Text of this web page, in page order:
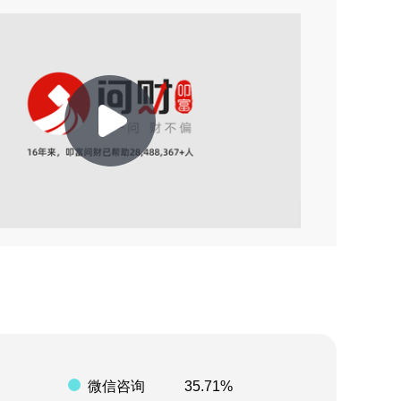
2026-08-09 13:26
2026-08-09 08:07
2026-08-09 19:37
Play
微信咨询 35.71%